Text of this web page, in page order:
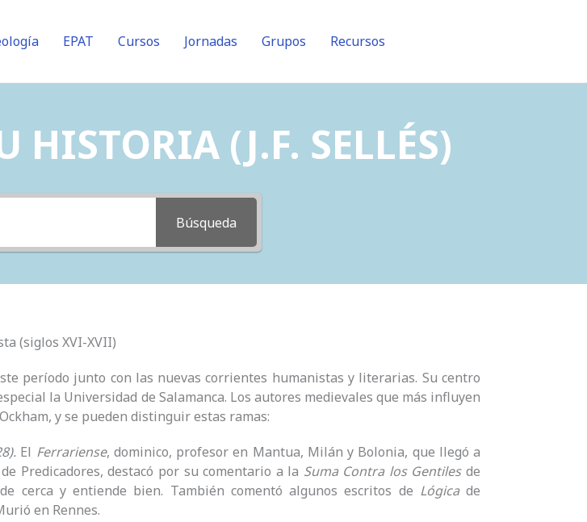
EPAT Cursos Jornadas Grupos Recursos
HISTORIA (J.F. SELLÉS)
Búsqueda
(siglos XVI-XVII)
período junto con las nuevas corrientes humanistas y literarias. Su centro
la Universidad de Salamanca. Los autores medievales que más influyen
y se pueden distinguir estas ramas:
El Ferrariense, dominico, profesor en Mantua, Milán y Bolonia, que llegó a
Predicadores, destacó por su comentario a la Suma Contra los Gentilesde
cerca y entiende bien. También comentó algunos escritos de Lógicade
en Rennes.